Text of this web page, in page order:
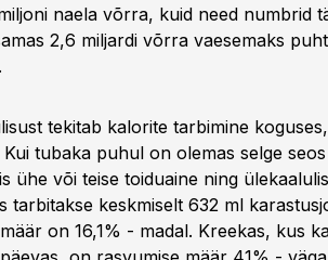
naela võrra, kuid need numbrid
2,6 miljardi võrra vaesemaks
tekitab kalorite tarbimine
tubaka puhul on olemas selge
ühe või teise toiduaine ning
tarbitakse keskmiselt 632 ml
on 16,1% - madal. Kreekas, kus